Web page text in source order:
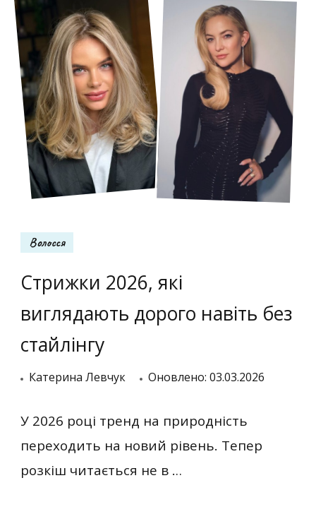
Волосся
Стрижки 2026, які
виглядають дорого навіть без
стайлінгу
Катерина Левчук Оновлено: 03.03.2026
У 2026 році тренд на природність
переходить на новий рівень. Тепер
розкіш читається не в …